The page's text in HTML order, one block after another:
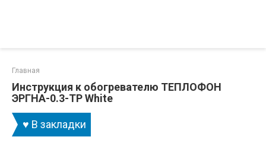
Главная
Инструкция к обогревателю ТЕПЛОФОН
ЭРГНА-0.3-ТР White
♥ В закладки